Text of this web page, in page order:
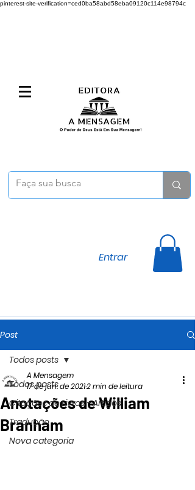
pinterest-site-verification=ced0ba58abd58eba09120c114e98794c
Entrar
Post
Todos posts
Citações de Livros - Artigos
Tradução
Nova categoria
Todos posts
Anotações de William
Branham
A Mensagem
17 de jun. de 20212 min de leitura